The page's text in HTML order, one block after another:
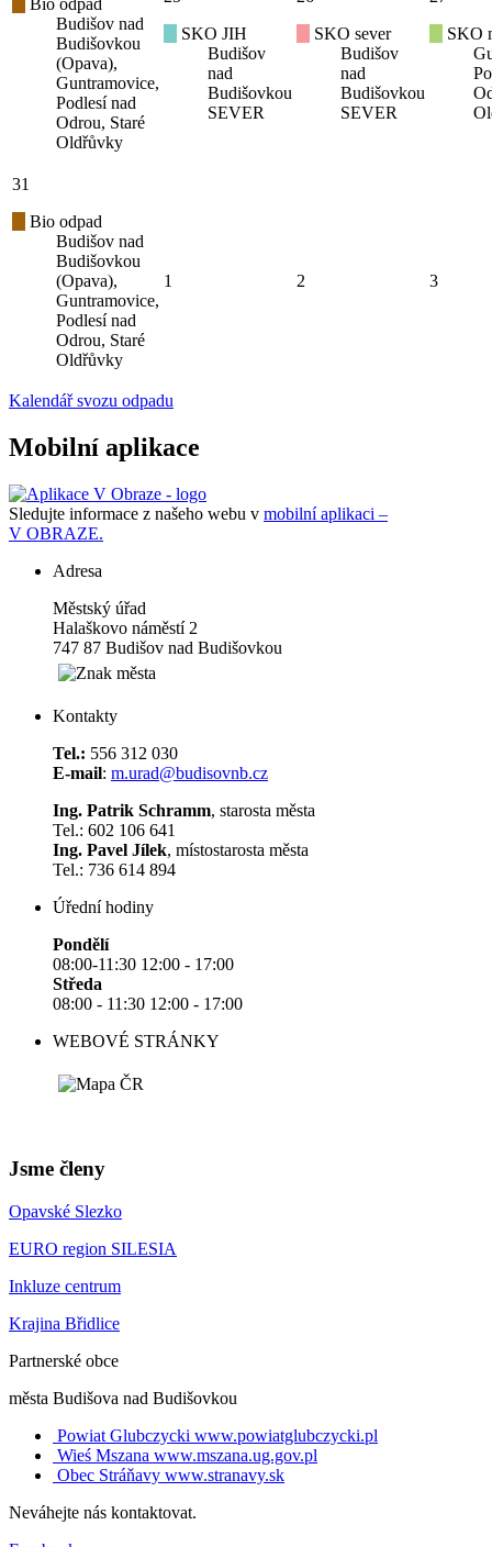
Budišov nad
Budišovkou
(Opava),
Guntramovice,
Podlesí nad
Odrou, Staré
Oldřůvky
SKO JIH
Budišov
nad
Budišovkou
SEVER
SKO sever
Budišov
nad
Budišovkou
SEVER
SKO
31
Bio odpad
Budišov nad
Budišovkou
(Opava),
Guntramovice,
Podlesí nad
Odrou, Staré
Oldřůvky
1 2 3
Kalendář svozu odpadu
Mobilní aplikace
Sledujte informace z našeho webu v mobilní aplikaci –
V OBRAZE.
Adresa
Městský úřad
Halaškovo náměstí 2
747 87 Budišov nad Budišovkou
Kontakty
Tel.: 556 312 030
E-mail: m.urad@budisovnb.cz
Ing. Patrik Schramm, starosta města
Tel.: 602 106 641
Ing. Pavel Jílek, místostarosta města
Tel.: 736 614 894
Úřední hodiny
Pondělí
08:00-11:30 12:00 - 17:00
Středa
08:00 - 11:30 12:00 - 17:00
WEBOVÉ STRÁNKY
Jsme členy
Opavské Slezko
EURO region SILESIA
Inkluze centrum
Krajina Břidlice
Partnerské obce
města Budišova nad Budišovkou
Powiat Glubczycki www.powiatglubczycki.pl
Wieś Mszana www.mszana.ug.gov.pl
Obec Stráňavy www.stranavy.sk
Neváhejte nás kontaktovat.